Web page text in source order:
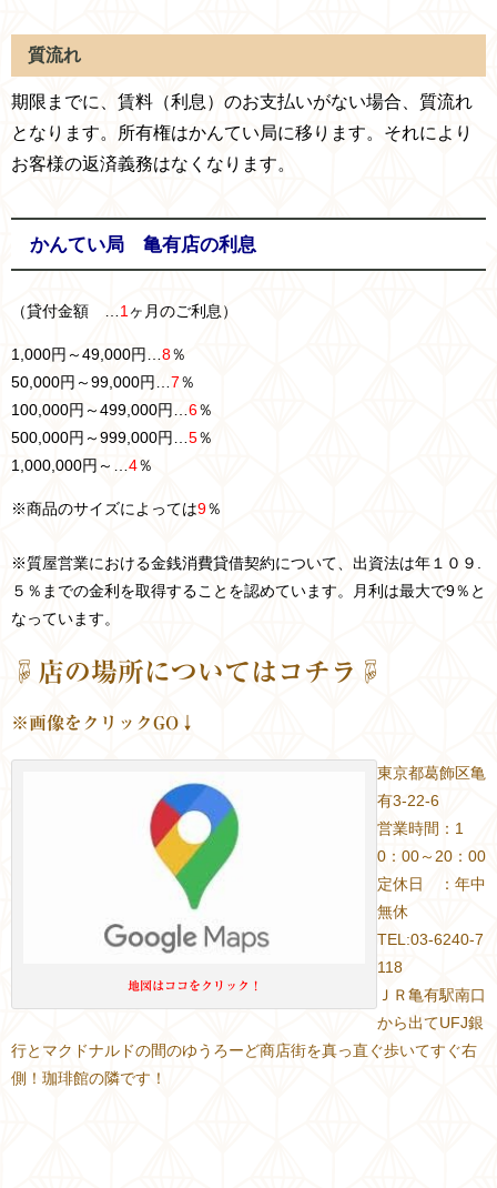
質流れ
期限までに、賃料（利息）のお支払いがない場合、質流れ
となります。所有権はかんてい局に移ります。それにより
お客様の返済義務はなくなります。
かんてい局 亀有店の利息
（貸付金額 … 1 ヶ月のご利息）
1,000円～49,000円… 8％
50,000円～99,000円… 7％
100,000円～499,000円… 6％
500,000円～999,000円… 5％
1,000,000円～… 4％
※商品のサイズによっては9％
※質屋営業における金銭消費貸借契約について、出資法は年１０９.
５％までの金利を取得することを認めています。月利は最大で9％と
なっています。
☟店の場所についてはコチラ☟
※画像をクリックGO↓
地図はココをクリック！
東京都葛飾区亀
有3-22-6
営業時間：1
0：00～20：00
定休日 ：年中
無休
TEL:03-6240-7
118
ＪＲ亀有駅南口
から出てUFJ銀
行とマクドナルドの間のゆうろーど商店街を真っ直ぐ歩いてすぐ右
側！珈琲館の隣です！